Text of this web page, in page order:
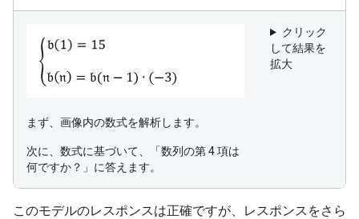
まず、画像内の数式を解析します。
次に、数式に基づいて、「数列の第 4 項は
何ですか？」に答えます。
クリック
して結果を
拡大
このモデルのレスポンスは正確ですが、レスポンスをさら